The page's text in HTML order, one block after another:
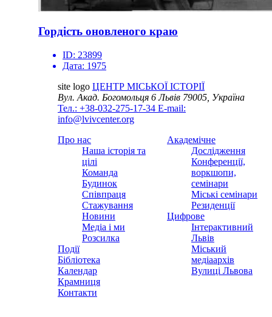
Гордість оновленого краю
ID: 23899
Дата: 1975
site logo ЦЕНТР МІСЬКОЇ ІСТОРІЇ
Вул. Акад. Богомольця 6Львів 79005, Україна
Тел.: +38-032-275-17-34 E-mail:
info@lvivcenter.org
Про нас
Наша історія та
цілі
Команда
Будинок
Співпраця
Стажування
Новини
Медіа і ми
Розсилка
Події
Бібліотека
Календар
Крамниця
Контакти
Академічне
Дослідження
Конференції,
воркшопи,
семінари
Міські семінари
Резиденції
Цифрове
Інтерактивний
Львів
Міський
медіаархів
Вулиці Львова